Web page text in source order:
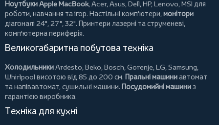
Ноутбуки Apple MacBook,Acer,Asus,Dell,HP,Lenovo,MSI для
роботи, навчання та ігор. Настільні комп'ютери,монітори
діагоналі 24", 27", 32". Принтери лазерні та струменеві,
комп'ютерна периферія.
Великогабаритна побутова техніка
ХолодильникиArdesto,Beko,Bosch,Gorenje,LG,Samsung,
Whirlpool висотою від 85 до 200 см. Пральні машиниавтомат
та напівавтомат,сушильні машини. Посудомийні машиниз
гарантією виробника.
Техніка для кухні